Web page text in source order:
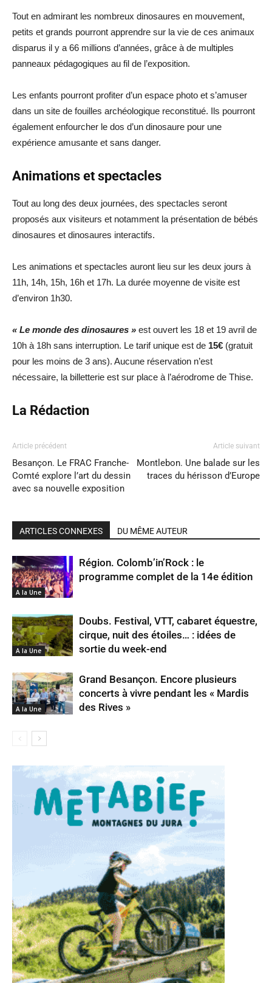
Tout en admirant les nombreux dinosaures en mouvement,
petits et grands pourront apprendre sur la vie de ces animaux
disparus il y a 66 millions d’années, grâce à de multiples
panneaux pédagogiques au fil de l’exposition.
Les enfants pourront profiter d’un espace photo et s’amuser
dans un site de fouilles archéologique reconstitué. Ils pourront
également enfourcher le dos d’un dinosaure pour une
expérience amusante et sans danger.
Animations et spectacles
Tout au long des deux journées, des spectacles seront
proposés aux visiteurs et notamment la présentation de bébés
dinosaures et dinosaures interactifs.
Les animations et spectacles auront lieu sur les deux jours à
11h, 14h, 15h, 16h et 17h. La durée moyenne de visite est
d’environ 1h30.
« Le monde des dinosaures » est ouvert les 18 et 19 avril de
10h à 18h sans interruption. Le tarif unique est de 15€ (gratuit
pour les moins de 3 ans). Aucune réservation n’est
nécessaire, la billetterie est sur place à l’aérodrome de Thise.
La Rédaction
Article précédent
Besançon. Le FRAC Franche-
Comté explore l’art du dessin
avec sa nouvelle exposition
Article suivant
Montlebon. Une balade sur les
traces du hérisson d’Europe
ARTICLES CONNEXES DU MÊME AUTEUR
A la Une
Région. Colomb’in’Rock : le
programme complet de la 14e édition
A la Une
Doubs. Festival, VTT, cabaret équestre,
cirque, nuit des étoiles… : idées de
sortie du week-end
A la Une
Grand Besançon. Encore plusieurs
concerts à vivre pendant les « Mardis
des Rives »